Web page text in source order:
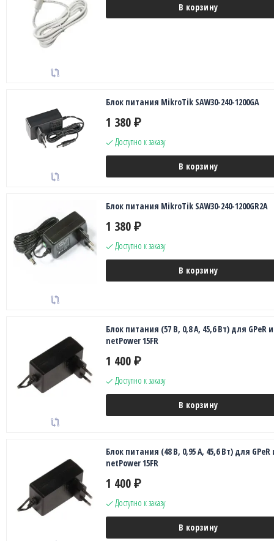
В корзину
Блок питания MikroTik SAW30-240-1200GA
1 380 ₽
Доступно к заказу
В корзину
Блок питания MikroTik SAW30-240-1200GR2A
1 380 ₽
Доступно к заказу
В корзину
Блок питания (57 В, 0,8 А, 45,6 Вт) для GPeR и
netPower 15FR
1 400 ₽
Доступно к заказу
В корзину
Блок питания (48 В, 0,95 А, 45,6 Вт) для GPeR
netPower 15FR
1 400 ₽
Доступно к заказу
В корзину